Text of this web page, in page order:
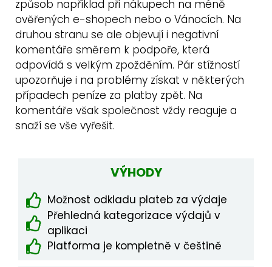
způsob například při nákupech na méně
ověřených e-shopech nebo o Vánocích. Na
druhou stranu se ale objevují i negativní
komentáře směrem k podpoře, která
odpovídá s velkým zpožděním. Pár stížností
upozorňuje i na problémy získat v některých
případech peníze za platby zpět. Na
komentáře však společnost vždy reaguje a
snaží se vše vyřešit.
VÝHODY
Možnost odkladu plateb za výdaje
Přehledná kategorizace výdajů v
aplikaci
Platforma je kompletně v češtině